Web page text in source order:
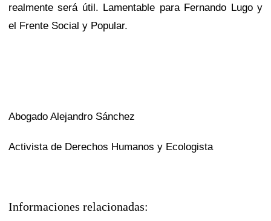
realmente será útil. Lamentable para Fernando Lugo y
el Frente Social y Popular.
Abogado Alejandro Sánchez
Activista de Derechos Humanos y Ecologista
Informaciones relacionadas: